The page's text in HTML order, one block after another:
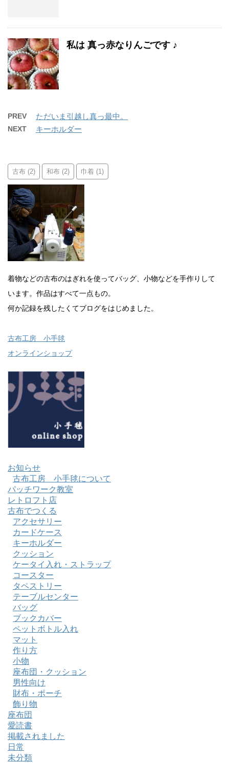
私は 真っ赤なりんごです ♪
PREV ただいま引越し真っ最中。
NEXT キーホルダー
古布 (2) 和布 (2) 巾着 (1)
着物などの古布のはぎれを使ってバッグ、小物などを手作りして
います。作品はすべて一点もの。
何か記録を残したくてブログをはじめました。
古布工房 小手毬
オンラインショップ
お知らせ
古布工房 小手毬について
パッチワーク教室
レトロフト店
古布でつくる
アクセサリー
カードケース
キーホルダー
クッション
ケータイ入れ・ストラップ
コースター
タペストリー
テーブルセンター
バッグ
ブックカバー
ペットボトル入れ
マット
作り方
小物
座布団・クッション
男性向け
財布・ポーチ
飾り物
座布団
愛読書
掲載されました
日常
未分類